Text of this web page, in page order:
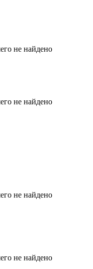
не найдено
не найдено
не найдено
не найдено